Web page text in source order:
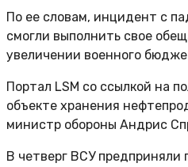
По ее словам, инцидент с
смогли выполнить свое
увеличении военного
Портал LSM со ссылкой на
объекте хранения
министр обороны Андрис
В четверг ВСУ предприняли